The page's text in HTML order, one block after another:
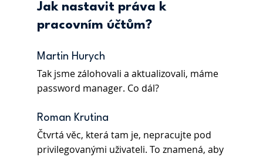
Jak nastavit práva k
pracovním účtům?
Martin Hurych
Tak jsme zálohovali a aktualizovali, máme
password manager. Co dál?
Roman Krutina
Čtvrtá věc, která tam je, nepracujte pod
privilegovanými uživateli. To znamená, aby